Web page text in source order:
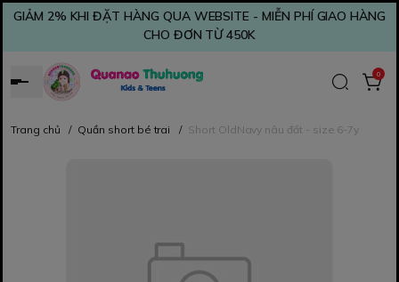
GIẢM 2% KHI ĐẶT HÀNG QUA WEBSITE - MIỄN PHÍ GIAO HÀNG
CHO ĐƠN TỪ 450K
0
Trang chủ / Quần short bé trai / Short OldNavy nâu đất - size 6-7y